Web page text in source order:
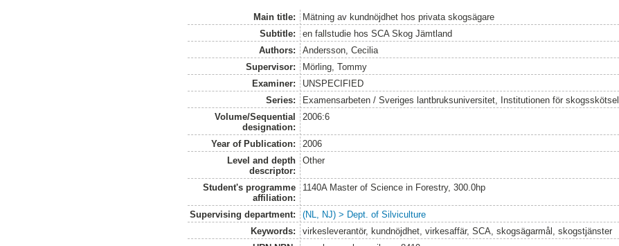
Main title:
Mätning av kundnöjdhet hos privata skogsägare
Subtitle:
en fallstudie hos SCA Skog Jämtland
Authors:
Andersson, Cecilia
Supervisor:
Mörling, Tommy
Examiner:
UNSPECIFIED
Series:
Examensarbeten / Sveriges lantbruksuniversitet, Institutionen för skogsskötsel
Volume/Sequential
designation:
2006:6
Year of Publication:
2006
Level and depth
descriptor:
Other
Student's programme
affiliation:
1140A Master of Science in Forestry, 300.0hp
Supervising department:
(NL, NJ) > Dept. of Silviculture
Keywords:
virkesleverantör, kundnöjdhet, virkesaffär, SCA, skogsägarmål, skogstjänster